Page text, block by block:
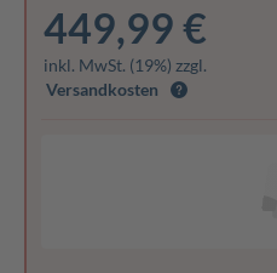
449,99 €
inkl. MwSt. (19%) zzgl.
Versandkosten